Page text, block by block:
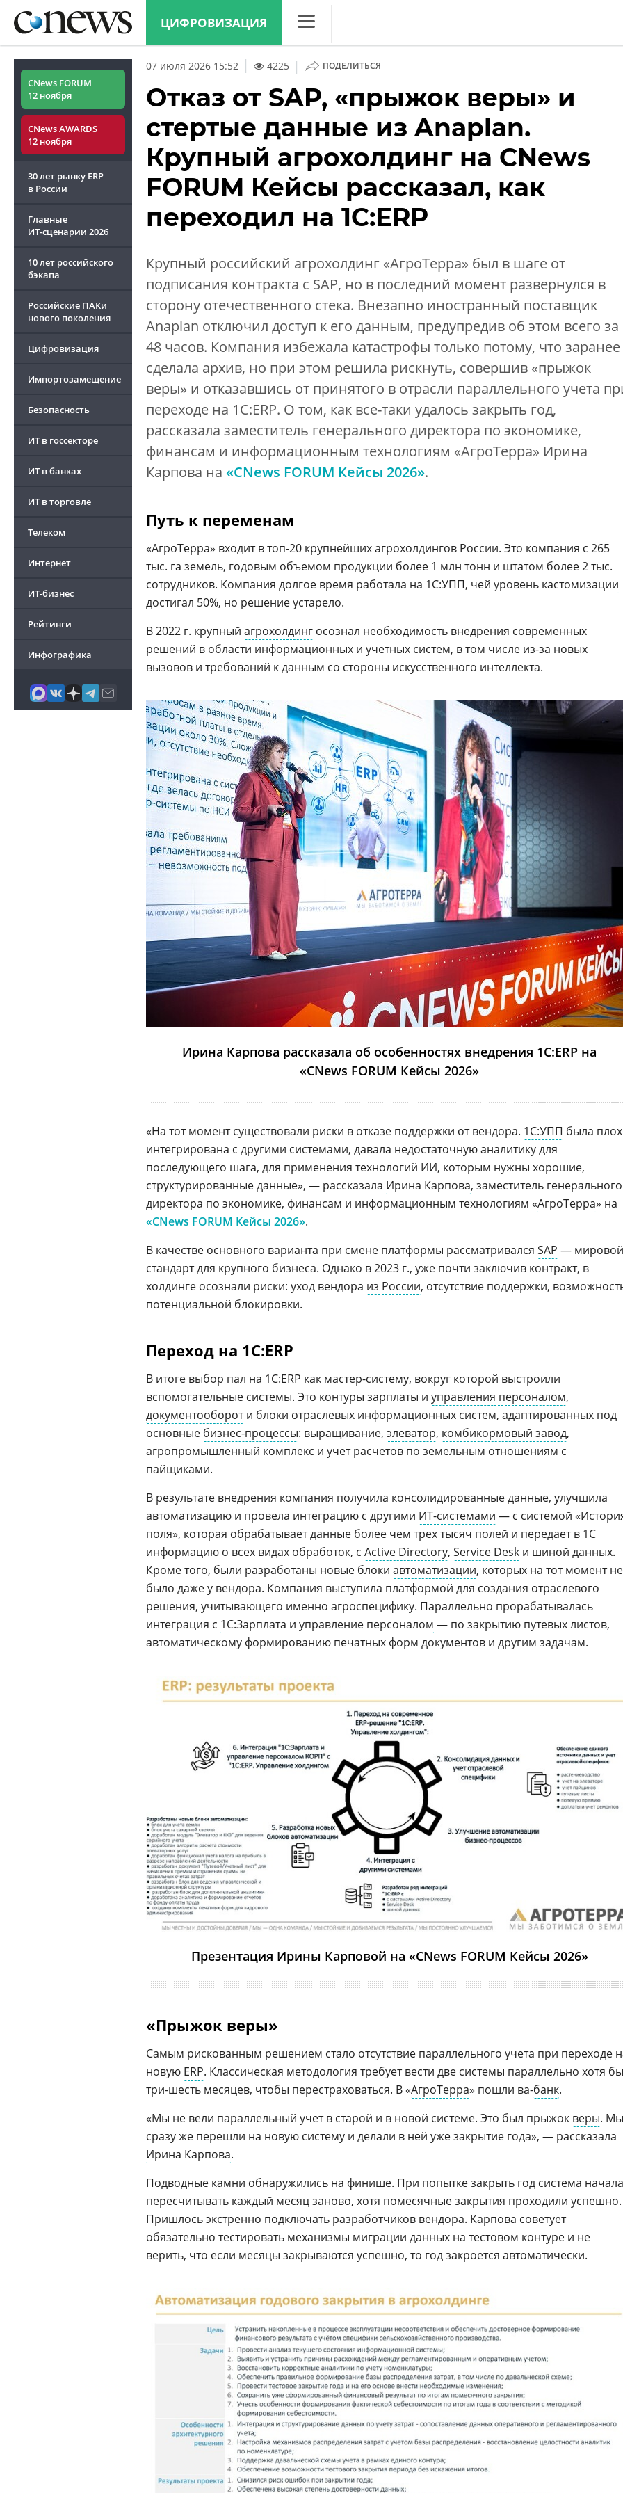
ЦИФРОВИЗАЦИЯ
Аналитика
Конференции
Маркет
Техника
ТВ
CNews FORUM
12 ноября
CNews AWARDS
12 ноября
30 лет рынку ERP
в России
Главные
ИТ-сценарии 2026
10 лет российского
бэкапа
Российские ПАКи
нового поколения
Цифровизация
Импортозамещение
Безопасность
ИТ в госсекторе
ИТ в банках
ИТ в торговле
Телеком
Интернет
ИТ-бизнес
Рейтинги
Инфографика
07 июля 2026 15:52 4225 | ПОДЕЛИТЬСЯ
Отказ от SAP, «прыжок веры» и
стертые данные из Anaplan.
Крупный агрохолдинг на CNews
FORUM Кейсы рассказал, как
переходил на 1C:ERP
Крупный российский агрохолдинг «АгроТерра» был в шаге от
подписания контракта с SAP, но в последний момент развернулся в
сторону отечественного стека. Внезапно иностранный поставщик
Anaplan отключил доступ к его данным, предупредив об этом всего за
48 часов. Компания избежала катастрофы только потому, что заранее
сделала архив, но при этом решила рискнуть, совершив «прыжок
веры» и отказавшись от принятого в отрасли параллельного учета
переходе на 1С:ERP. О том, как все-таки удалось закрыть год,
рассказала заместитель генерального директора по экономике,
финансам и информационным технологиям «АгроТерра» Ирина
Карпова на «CNews FORUM Кейсы 2026».
Путь к переменам
«АгроТерра» входит в топ-20 крупнейших агрохолдингов России. Это компания с 265
тыс. га земель, годовым объемом продукции более 1 млн тонн и штатом более 2 тыс.
сотрудников. Компания долгое время работала на 1С:УПП, чей уровень кастомизации
достигал 50%, но решение устарело.
В 2022 г. крупный агрохолдинг осознал необходимость внедрения современных
решений в области информационных и учетных систем, в том числе из-за новых
вызовов и требований к данным со стороны искусственного интеллекта.
Ирина Карпова рассказала об особенностях внедрения 1С:ERP на
«CNews FORUM Кейсы 2026»
«На тот момент существовали риски в отказе поддержки от вендора. 1С:УПП была
интегрирована с другими системами, давала недостаточную аналитику для
последующего шага, для применения технологий ИИ, которым нужны хорошие,
структурированные данные», — рассказала Ирина Карпова, заместитель генерального
директора по экономике, финансам и информационным технологиям «АгроТерра» на
«CNews FORUM Кейсы 2026».
В качестве основного варианта при смене платформы рассматривался SAP — мировой
стандарт для крупного бизнеса. Однако в 2023 г., уже почти заключив контракт, в
холдинге осознали риски: уход вендора из России, отсутствие поддержки,
потенциальной блокировки.
Переход на 1С:ERP
В итоге выбор пал на 1С:ERP как мастер-систему, вокруг которой выстроили
вспомогательные системы. Это контуры зарплаты и управления персоналом,
документообороти блоки отраслевых информационных систем, адаптированных под
основные бизнес-процессы: выращивание, элеватор, комбикормовый завод,
агропромышленный комплекс и учет расчетов по земельным отношениям с
пайщиками.
В результате внедрения компания получила консолидированные данные, улучшила
автоматизацию и провела интеграцию с другими ИТ-системами — с системой
поля», которая обрабатывает данные более чем трех тысяч полей и передает в 1С
информацию о всех видах обработок, с Active Directory, Service Desk и шиной данных.
Кроме того, были разработаны новые блоки автоматизации, которых на тот момент не
было даже у вендора. Компания выступила платформой для создания отраслевого
решения, учитывающего именно агроспецифику. Параллельно прорабатывалась
интеграция с 1С:Зарплата и управление персоналом — по закрытию путевых листов,
автоматическому формированию печатных форм документов и другим задачам.
Презентация Ирины Карповой на «CNews FORUM Кейсы 2026»
«Прыжок веры»
Самым рискованным решением стало отсутствие параллельного учета при переходе
новую ERP. Классическая методология требует вести две системы параллельно хотя бы
три-шесть месяцев, чтобы перестраховаться. В «АгроТерра» пошли ва-банк.
«Мы не вели параллельный учет в старой и в новой системе. Это был прыжок веры. Мы
сразу же перешли на новую систему и делали в ней уже закрытие года», — рассказала
Ирина Карпова.
Подводные камни обнаружились на финише. При попытке закрыть год система начала
пересчитывать каждый месяц заново, хотя помесячные закрытия проходили успешно.
Пришлось экстренно подключать разработчиков вендора. Карпова советует
обязательно тестировать механизмы миграции данных на тестовом контуре и не
верить, что если месяцы закрываются успешно, то год закроется автоматически.